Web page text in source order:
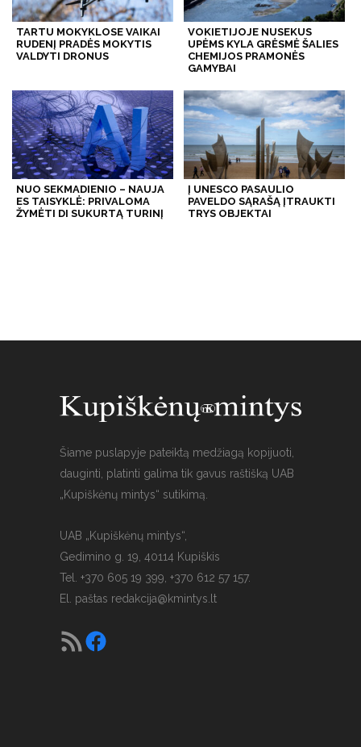
TARTU MOKYKLOSE VAIKAI
RUDENĮ PRADĖS MOKYTIS
VALDYTI DRONUS
VOKIETIJOJE NUSEKUS
UPĖMS KYLA GRĖSMĖ ŠALIES
CHEMIJOS PRAMONĖS
GAMYBAI
NUO SEKMADIENIO – NAUJA
ES TAISYKLĖ: PRIVALOMA
ŽYMĖTI DI SUKURTĄ TURINĮ
Į UNESCO PASAULIO
PAVELDO SĄRAŠĄ ĮTRAUKTI
TRYS OBJEKTAI
Šiame puslapyje pateiktą medžiagą kopijuoti,
dauginti, platinti galima tik gavus raštišką UAB
„Kupiškėnų mintys“ sutikimą.
UAB „Kupiškėnų mintys“,
Gedimino g. 19, 40114 Kupiškis
Tel. +370 605 19 399, +370 612 57 157.
El. paštas redakcija@kmintys.lt